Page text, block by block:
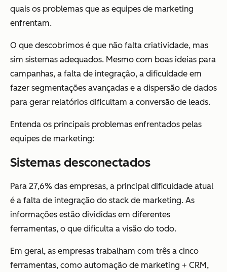
quais os problemas que as equipes de marketing
enfrentam.
O que descobrimos é que não falta criatividade, mas
sim sistemas adequados. Mesmo com boas ideias para
campanhas, a falta de integração, a dificuldade em
fazer segmentações avançadas e a dispersão de dados
para gerar relatórios dificultam a conversão de leads.
Entenda os principais problemas enfrentados pelas
equipes de marketing:
Sistemas desconectados
Para 27,6% das empresas, a principal dificuldade atual
é a falta de integração do stack de marketing. As
informações estão divididas em diferentes
ferramentas, o que dificulta a visão do todo.
Em geral, as empresas trabalham com três a cinco
ferramentas, como automação de marketing + CRM,